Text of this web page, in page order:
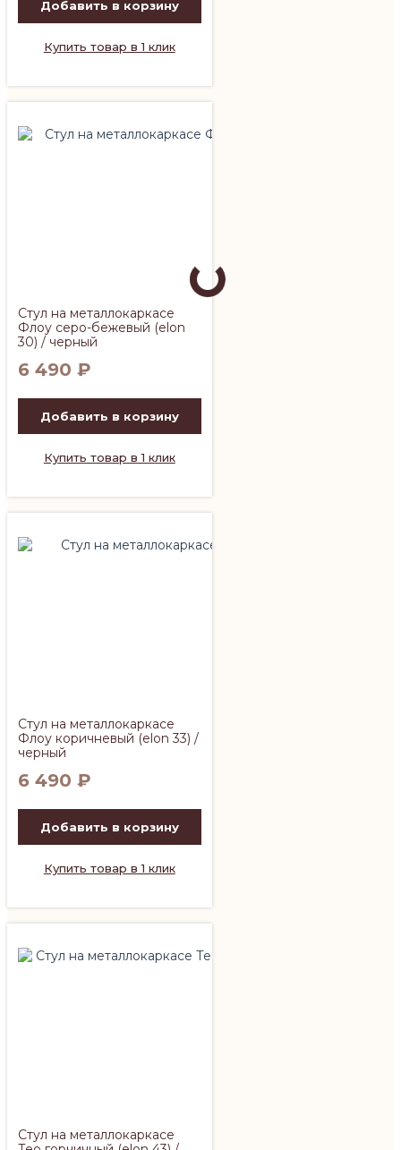
Добавить в корзину
Купить товар в 1 клик
Стул на металлокаркасе
Флоу серо-бежевый (elon
30) / черный
6 490 ₽
Добавить в корзину
Купить товар в 1 клик
Стул на металлокаркасе
Флоу коричневый (elon 33) /
черный
6 490 ₽
Добавить в корзину
Купить товар в 1 клик
Стул на металлокаркасе